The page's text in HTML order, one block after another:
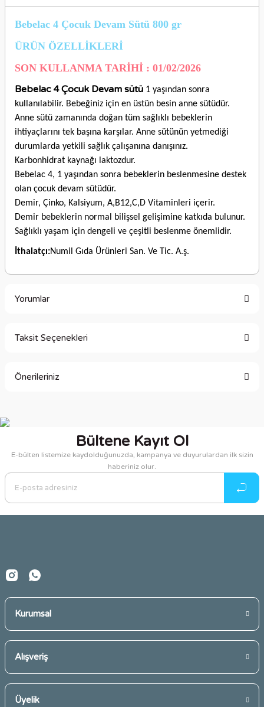
Bebelac 4 Çocuk Devam Sütü 800 gr
ÜRÜN ÖZELLİKLERİ
SON KULLANMA TARİHİ : 01/02/2026
Bebelac 4 Çocuk Devam sütü 1 yaşından sonra
kullanılabilir. Bebeğiniz için en üstün besin anne sütüdür.
Anne sütü zamanında doğan tüm sağlıklı bebeklerin
ihtiyaçlarını tek başına karşılar. Anne sütünün yetmediği
durumlarda yetkili sağlık çalışanına danışınız.
Karbonhidrat kaynağı laktozdur.
Bebelac 4, 1 yaşından sonra bebeklerin beslenmesine destek
olan çocuk devam sütüdür.
Demir, Çinko, Kalsiyum, A,B12,C,D Vitaminleri içerir.
Demir bebeklerin normal bilişsel gelişimine katkıda bulunur.
Sağlıklı yaşam için dengeli ve çeşitli beslenme önemlidir.
İthalatçı:Numil Gıda Ürünleri San. Ve Tic. A.ş.
Yorumlar
Taksit Seçenekleri
Önerileriniz
Görüş ve önerileriniz için teşekkür ederiz.
Ürün resmi kalitesiz, bozuk veya görüntülenemiyor.
Ürün açıklamasında eksik bilgiler bulunuyor.
Ürün bilgilerinde hatalar bulunuyor.
Bültene Kayıt Ol
E-bülten listemize kaydolduğunuzda, kampanya ve duyurulardan ilk sizin
haberiniz olur.
Kurumsal
Alışveriş
Üyelik